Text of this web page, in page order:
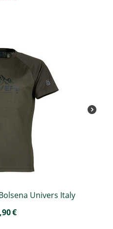
Univers Italy
€